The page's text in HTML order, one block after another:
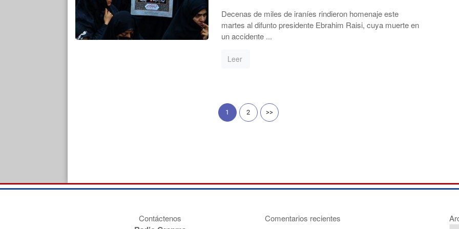
Decenas de miles de iraníes rindieron homenaje este
martes al difunto presidente Ebrahim Raisi, cuya muerte en
un accidente ...
Leer
1 2 >>
Contáctenos Comentarios recientes